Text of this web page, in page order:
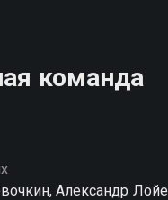
совершенно
команда
Александр